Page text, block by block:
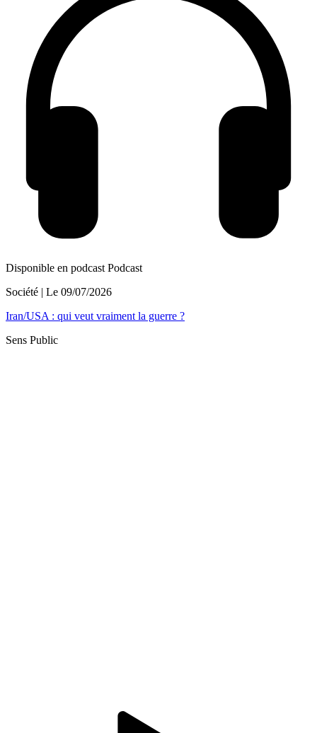
Disponible en podcast Podcast
Société | Le 09/07/2026
Iran/USA : qui veut vraiment la guerre ?
Sens Public